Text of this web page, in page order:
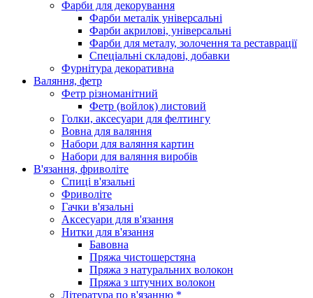
Фарби для декорування
Фарби металік універсальні
Фарби акрилові, універсальні
Фарби для металу, золочення та реставрації
Спеціальні складові, добавки
Фурнітура декоративна
Валяння, фетр
Фетр різноманітний
Фетр (войлок) листовий
Голки, аксесуари для фелтингу
Вовна для валяння
Набори для валяння картин
Набори для валяння виробів
В'язання, фриволіте
Спиці в'язальні
Фриволіте
Гачки в'язальні
Аксесуари для в'язання
Нитки для в'язання
Бавовна
Пряжа чистошерстяна
Пряжа з натуральних волокон
Пряжа з штучних волокон
Література по в'язанню *